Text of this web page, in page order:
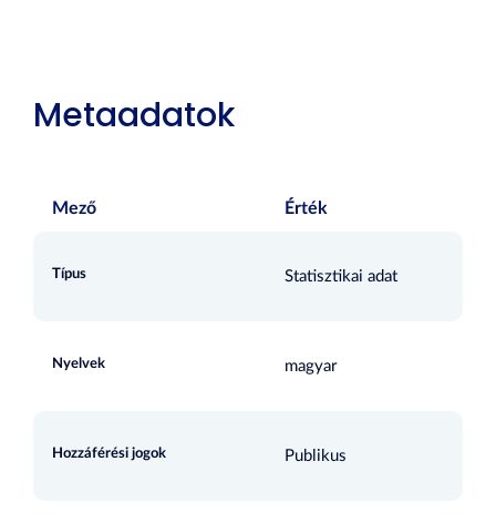
Metaadatok
Mező Érték
Típus Statisztikai adat
Nyelvek magyar
Hozzáférési jogok Publikus